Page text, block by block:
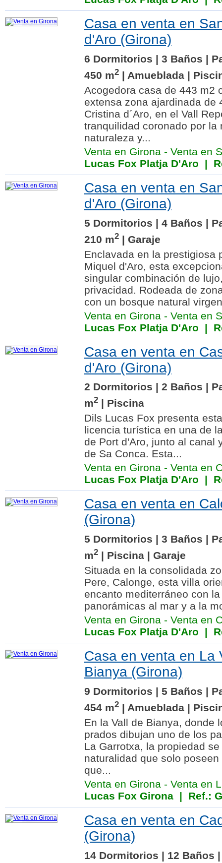
Casa en venta en
d'Aro (Girona)
6 Dormitorios | 3 Baños |
450 m2 | Amueblada |
Acogedora casa de 443 m2
extensa zona ajardinada de
Cristina d´Aro, en el Vall
tranquilidad coronado por la
naturaleza y...
Venta en Girona - Venta en
Lucas Fox Platja D'Aro |
Casa en venta en
d'Aro (Girona)
5 Dormitorios | 4 Baños |
210 m2 | Garaje
Enclavada en la prestigiosa
Miquel d'Aro, esta
singular combinación de
privacidad. Rodeada de
con un bosque natural
Venta en Girona - Venta en
Lucas Fox Platja D'Aro |
Casa en venta en
d'Aro (Girona)
2 Dormitorios | 2 Baños |
m2 | Piscina
Dils Lucas Fox presenta
licencia turística en una de
de Port d'Aro, junto al canal
de Sa Conca. Esta...
Venta en Girona - Venta en
Lucas Fox Platja D'Aro |
Casa en venta en
(Girona)
5 Dormitorios | 3 Baños |
m2 | Piscina | Garaje
Situada en la consolidada
Pere, Calonge, esta villa
encanto mediterráneo con
panorámicas al mar y a la
Venta en Girona - Venta en
Lucas Fox Platja D'Aro |
Casa en venta en La
Bianya (Girona)
9 Dormitorios | 5 Baños |
454 m2 | Amueblada |
En la Vall de Bianya, donde
prados dibujan uno de los
La Garrotxa, la propiedad
naturalidad que solo
que...
Venta en Girona - Venta en
Lucas Fox Girona | Ref.:
Casa en venta en
(Girona)
14 Dormitorios | 12 Baños